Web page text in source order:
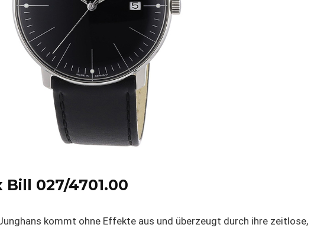
027/4701.00
kommt ohne Effekte aus und überzeugt durch ihre zeitlose,